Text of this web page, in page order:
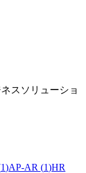
スソリューショ
1)AP-AR (1)HR